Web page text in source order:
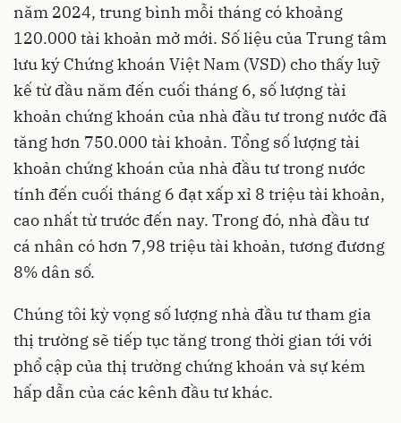
năm 2024, trung bình mỗi tháng có khoảng
120.000 tài khoản mở mới. Số liệu của Trung tâm
lưu ký Chứng khoán Việt Nam (VSD) cho thấy luỹ
kế từ đầu năm đến cuối tháng 6, số lượng tài
khoản chứng khoán của nhà đầu tư trong nước đã
tăng hơn 750.000 tài khoản. Tổng số lượng tài
khoản chứng khoán của nhà đầu tư trong nước
tính đến cuối tháng 6 đạt xấp xỉ 8 triệu tài khoản,
cao nhất từ trước đến nay. Trong đó, nhà đầu tư
cá nhân có hơn 7,98 triệu tài khoản, tương đương
8% dân số.
Chúng tôi kỳ vọng số lượng nhà đầu tư tham gia
thị trường sẽ tiếp tục tăng trong thời gian tới với
phổ cập của thị trường chứng khoán và sự kém
hấp dẫn của các kênh đầu tư khác.